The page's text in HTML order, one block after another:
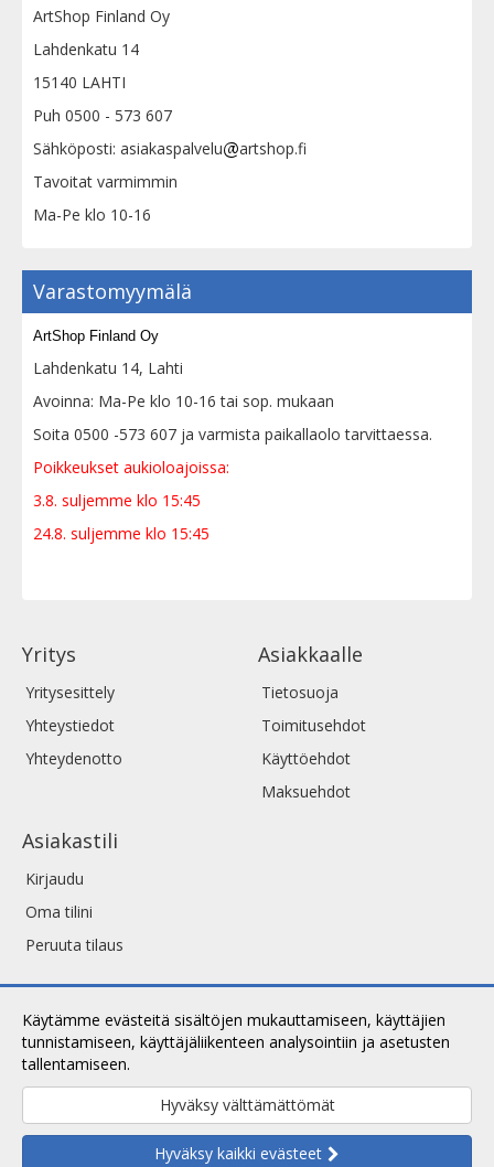
Käytämme evästeitä sisältöjen mukauttamiseen, käyttäjien
tunnistamiseen, käyttäjäliikenteen analysointiin ja asetusten
tallentamiseen.
Hyväksy välttämättömät
Hyväksy kaikki evästeet
ArtShop Finland Oy
Lahdenkatu 14
15140 LAHTI
Puh 0500 - 573 607
Sähköposti: asiakaspalvelu
artshop.fi
Tavoitat varmimmin
Ma-Pe klo 10-16
Varastomyymälä
ArtShop Finland Oy
Lahdenkatu 14, Lahti
Avoinna: Ma-Pe klo 10-16 tai sop. mukaan
Soita 0500 -573 607 ja varmista paikallaolo tarvittaessa.
Poikkeukset aukioloajoissa:
3.8. suljemme klo 15:45
24.8. suljemme klo 15:45
Yritys
Yritysesittely
Yhteystiedot
Yhteydenotto
Asiakkaalle
Tietosuoja
Toimitusehdot
Käyttöehdot
Maksuehdot
Asiakastili
Kirjaudu
Oma tilini
Peruuta tilaus
Copyright © 2026 ArtShop. Kaikki oikeudet pidätetään.